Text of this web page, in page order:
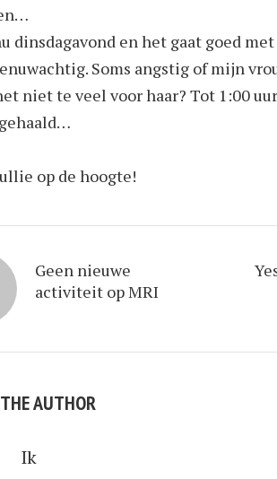
dinsdagavond en het gaat goed
Soms angstig of mijn
niet te veel voor haar? Tot 1:00
op de hoogte!
Geen nieuwe
activiteit op MRI
AUTHOR
Ik